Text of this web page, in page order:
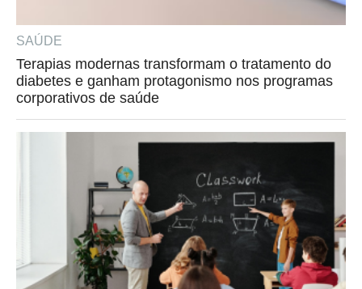
SAÚDE
Terapias modernas transformam o tratamento do
diabetes e ganham protagonismo nos programas
corporativos de saúde